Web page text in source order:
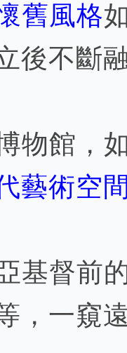
舊風格
後不斷
物館，
藝術空
基督前
，一窺